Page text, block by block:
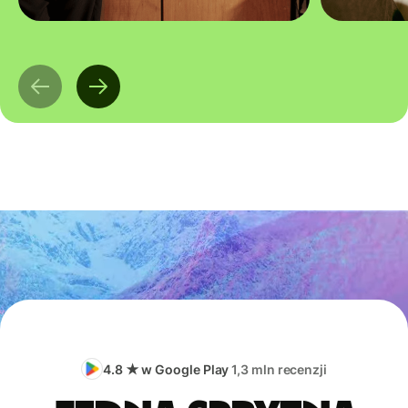
4.8 ★ w Google Play1,3 mln recenzji